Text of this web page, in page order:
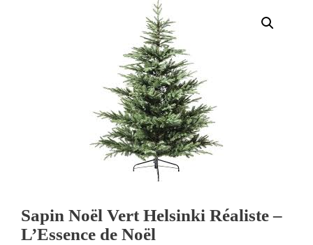
Sapin Noël Vert Helsinki Réaliste –
L’Essence de Noël